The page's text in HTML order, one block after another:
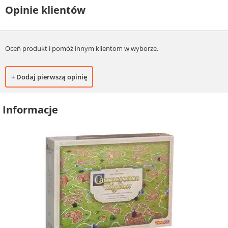
Opinie klientów
Oceń produkt i pomóż innym klientom w wyborze.
+ Dodaj pierwszą opinię
Informacje